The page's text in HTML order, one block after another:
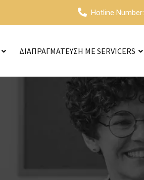
Hotline Number:
ΔΙΑΠΡΑΓΜΑΤΕΥΣΗ ΜΕ SERVICERS